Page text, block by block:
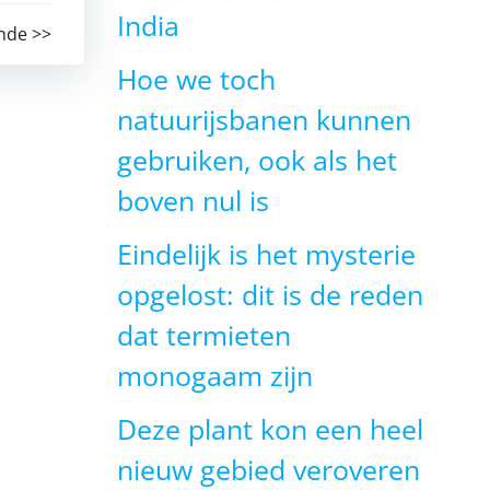
>>
India
Hoe we toch
natuurijsbanen kunnen
gebruiken, ook als het
boven nul is
Eindelijk is het mysterie
opgelost: dit is de reden
dat termieten
monogaam zijn
Deze plant kon een heel
nieuw gebied veroveren